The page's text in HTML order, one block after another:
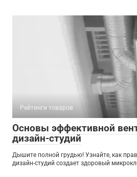
Рейтинги товаров
Основы эффективной
дизайн-студий
Дышите полной грудью! Узнайте, как
дизайн-студий создает здоровый